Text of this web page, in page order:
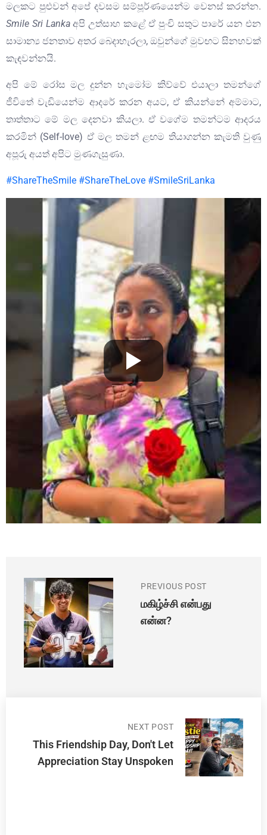
මලකට පුළුවන් අපේ දවසම සම්පූර්ණයෙන්ම වෙනස් කරන්න.
Smile Sri Lankaඅපි උත්සාහ කළේ ඒ පුංචි සතුට පාරේ යන එන
සාමාන්‍ය ජනතාව අතර බෙදාහැරලා, ඔවුන්ගේ මුවඟට සිනහවක්
කැඳවන්නයි.
අපි මේ රෝස මල දුන්න හැමෝම කිව්වේ එයාලා තමන්ගේ
ජීවිතේ වැඩියෙන්ම ආදරේ කරන අයට, ඒ කියන්නේ අම්මාට,
තාත්තාට මේ මල දෙනවා කියලා. ඒ වගේම තමන්ටම ආදරය
කරමින් (Self-love) ඒ මල තමන් ළඟම තියාගන්න කැමති වුණු
අපූරු අයත් අපිට මුණගැසුණා.
#ShareTheSmile #ShareTheLove #SmileSriLanka
PREVIOUS POST
மகிழ்ச்சி என்பது
என்ன?
NEXT POST
This Friendship Day, Don't Let
Appreciation Stay Unspoken